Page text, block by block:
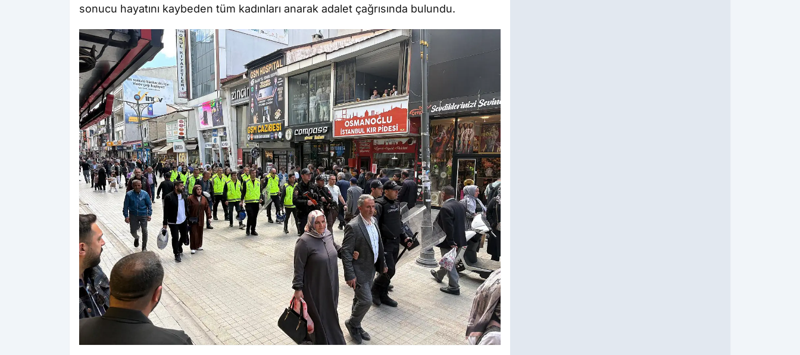
sonucu hayatını kaybeden tüm kadınları anarak adalet çağrısında bulundu.